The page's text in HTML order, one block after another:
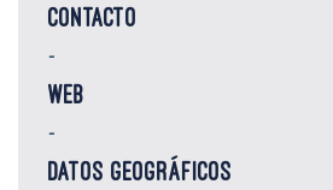
CONTACTO
-
WEB
-
DATOS GEOGRÁFICOS